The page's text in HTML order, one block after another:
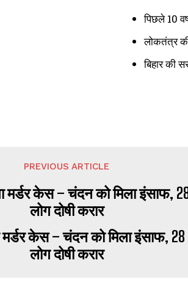
पिछले 10
लोकतंत्र की
बिहार की
PREVIOUS ARTICLE
केस – चंदन को मिला इंसाफ, 28
लोग दोषी करार